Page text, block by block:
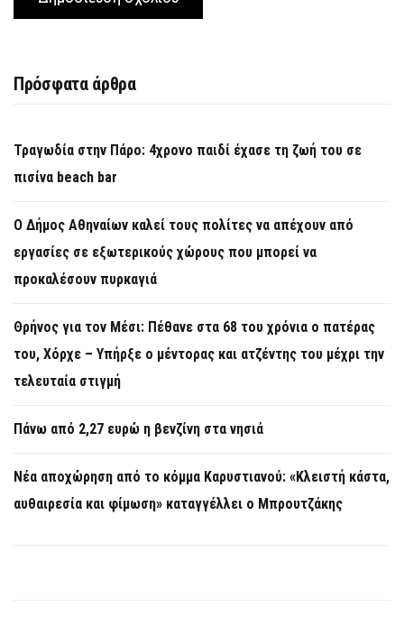
Πρόσφατα άρθρα
Τραγωδία στην Πάρο: 4χρονο παιδί έχασε τη ζωή του σε
πισίνα beach bar
Ο Δήμος Αθηναίων καλεί τους πολίτες να απέχουν από
εργασίες σε εξωτερικούς χώρους που μπορεί να
προκαλέσουν πυρκαγιά
Θρήνος για τον Μέσι: Πέθανε στα 68 του χρόνια ο πατέρας
του, Χόρχε – Υπήρξε ο μέντορας και ατζέντης του μέχρι την
τελευταία στιγμή
Πάνω από 2,27 ευρώ η βενζίνη στα νησιά
Νέα αποχώρηση από το κόμμα Καρυστιανού: «Κλειστή κάστα,
αυθαιρεσία και φίμωση» καταγγέλλει ο Μπρουτζάκης